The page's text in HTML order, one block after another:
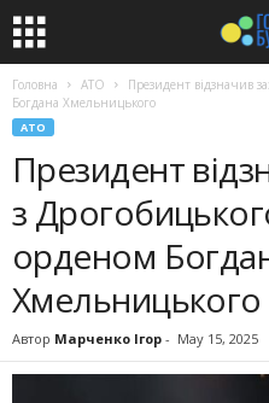
Головна АТО
Президент відзначив
Богдана Хмельницького
АТО
Президент
з
орденом
Хмельницького
Автор Марченко Ігор - May 15, 2025